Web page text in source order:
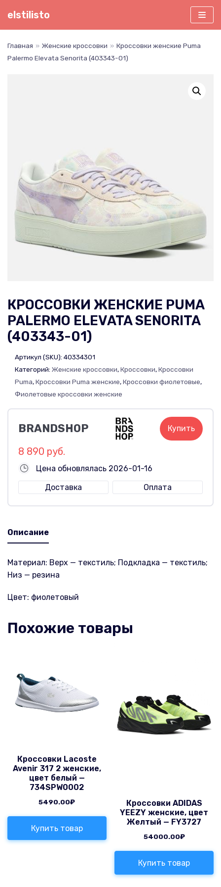
Перейти
elstilisto
Главная » Женские кроссовки » Кроссовки женские Puma
Palermo Elevata Senorita (403343-01)
КРОССОВКИ ЖЕНСКИЕ PUMA
PALERMO ELEVATA SENORITA
(403343-01)
Артикул (SKU): 40334301
Категорий: Женские кроссовки,Кроссовки,Кроссовки
Puma,Кроссовки Puma женские,Кроссовки фиолетовые,
Фиолетовые кроссовки женские
BRANDSHOP Купить
8 890 руб.
Цена обновлялась 2026-01-16
Доставка
Оплата
Описание
Материал: Верх — текстиль; Подкладка — текстиль;
Низ — резина
Цвет: фиолетовый
Похожие товары
Кроссовки Lacoste
Avenir 317 2 женские,
цвет белый —
734SPW0002
5490.00₽
Купить товар
Кроссовки ADIDAS
YEEZY женские, цвет
Желтый — FY3727
54000.00₽
Купить товар